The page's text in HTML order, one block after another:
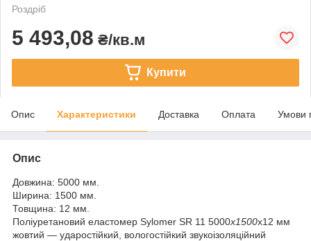
Роздріб
5 493,08 ₴/кв.м
Купити
Опис Характеристики Доставка Оплата Умови
Опис
Довжина: 5000 мм.
Ширина: 1500 мм.
Товщина: 12 мм.
Поліуретановий еластомер Sylomer SR 11 5000х1500х12 мм
жовтий — ударостійкий, вологостійкий звукоізоляційний